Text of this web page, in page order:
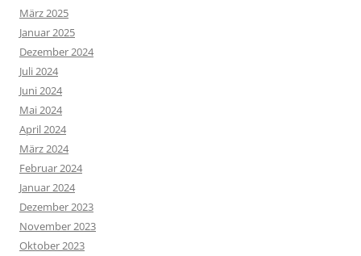
März 2025
Januar 2025
Dezember 2024
Juli 2024
Juni 2024
Mai 2024
April 2024
März 2024
Februar 2024
Januar 2024
Dezember 2023
November 2023
Oktober 2023